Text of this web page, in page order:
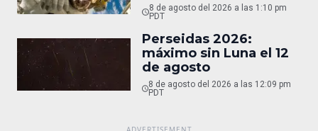
8 de agosto del 2026 a las 1:10 pm
PDT
Perseidas 2026:
máximo sin Luna el 12
de agosto
8 de agosto del 2026 a las 12:09 pm
PDT